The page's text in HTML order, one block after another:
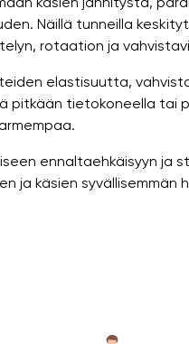
Näillä tunneilla
rotaation ja
elastisuutta,
pitkään tietokoneella tai
ennaltaehkäisyyn ja
ja käsien syvällisemmän